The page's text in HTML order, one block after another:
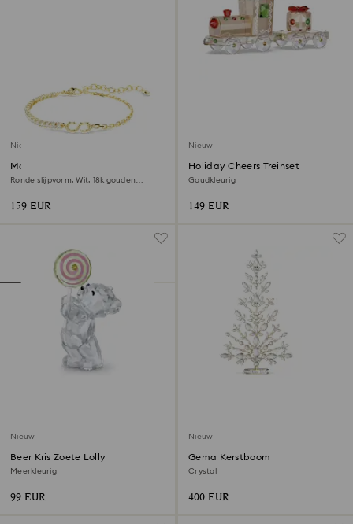
Nieuw
Matrix armband
Ronde slijpvorm, Wit, ‎18k gouden
159 EUR
Nieuw
Holiday Cheers Treinset
Goudkleurig
149 EUR
Nieuw
Beer Kris Zoete Lolly
Meerkleurig
99 EUR
Nieuw
Gema Kerstboom
Crystal
400 EUR